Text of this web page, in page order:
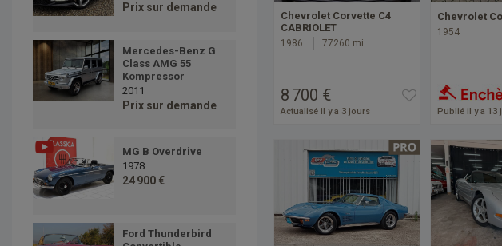
Prix sur demande
Mercedes-Benz G
Class AMG 55
Kompressor
2011
Prix sur demande
MG B Overdrive
1978
24 900 €
Ford Thunderbird
Chevrolet Corvette C4
CABRIOLET
1986 77260 mi
8 700 €
Actualisé il y a 3 jours
Chevrolet
1954
Publié il y a 13